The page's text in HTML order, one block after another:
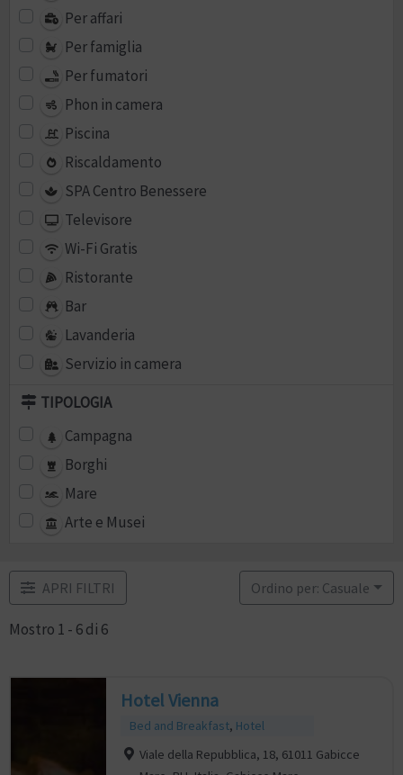
Per affari
Per famiglia
Per fumatori
Phon in camera
Piscina
Riscaldamento
SPA Centro Benessere
Televisore
Wi-Fi Gratis
Ristorante
Bar
Lavanderia
Servizio in camera
TIPOLOGIA
Campagna
Borghi
Mare
Arte e Musei
APRI FILTRI
Mostro 1 - 6 di 6
Ordino per: Casuale
Hotel Vienna
Bed and Breakfast, Hotel
Viale della Repubblica, 18, 61011 Gabicce